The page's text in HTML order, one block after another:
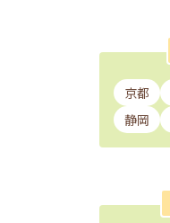
京都
静岡